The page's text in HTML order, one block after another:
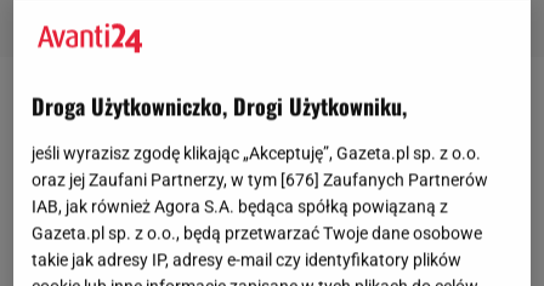
Brokatowe czółenka polskiej marki robią furorę na
ulicach!
Droga Użytkowniczko, Drogi Użytkowniku,
jeśli wyrazisz zgodę klikając „Akceptuję”, Gazeta.pl sp. z o.o.
oraz jej Zaufani Partnerzy, w tym [676] Zaufanych Partnerów
IAB, jak również Agora S.A. będąca spółką powiązaną z
Gazeta.pl sp. z o.o., będą przetwarzać Twoje dane osobowe
takie jak adresy IP, adresy e-mail czy identyfikatory plików